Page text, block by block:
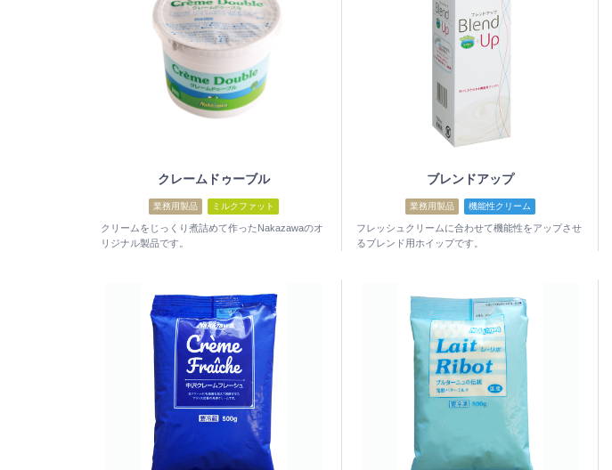
クレームドゥーブル
業務用製品 ミルクファット
クリームをじっくり煮詰めて作ったNakazawaのオ
リジナル製品です。
ブレンドアップ
業務用製品 機能性クリーム
フレッシュクリームに合わせて機能性をアップさせ
るブレンド用ホイップです。